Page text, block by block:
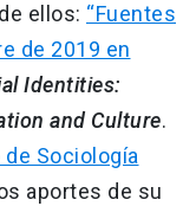
ellos: “Fuentes
de 2019 en
Identities:
and Culture.
Sociología
aportes de su